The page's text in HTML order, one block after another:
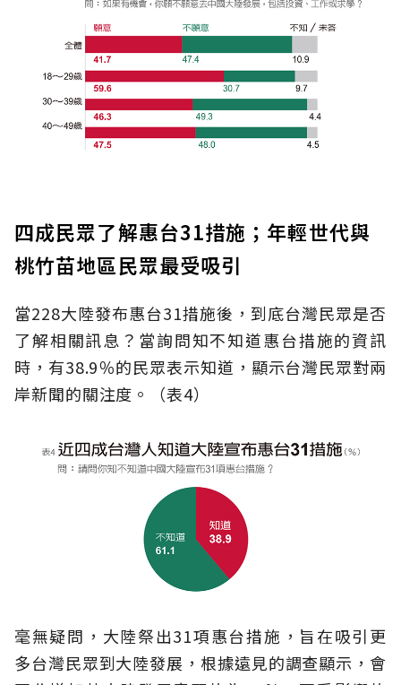
四成民眾了解惠台31措施；年輕世代與
桃竹苗地區民眾最受吸引
當228大陸發布惠台31措施後，到底台灣民眾是否
了解相關訊息？當詢問知不知道惠台措施的資訊
時，有38.9％的民眾表示知道，顯示台灣民眾對兩
岸新聞的關注度。（表4）
毫無疑問，大陸祭出31項惠台措施，旨在吸引更
多台灣民眾到大陸發展，根據遠見的調查顯示，會